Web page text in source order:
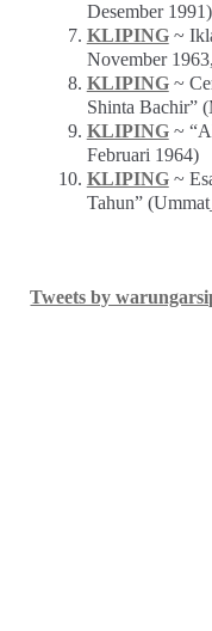
Desember 1991)
KLIPING~
November
KLIPING~
Shinta Bachir”
KLIPING~
Februari 1964)
KLIPING~
Tahun”
Tweets by